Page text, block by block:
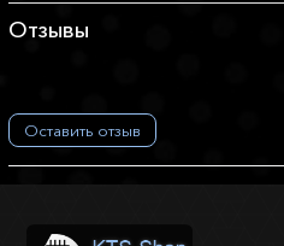
Отзывы
Оставить отзыв